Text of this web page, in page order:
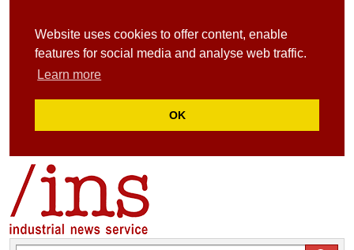
Website uses cookies to offer content, enable
features for social media and analyse web traffic.
Learn more
OK